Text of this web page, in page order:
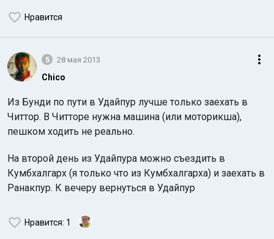
Нравится
5 28 мая 2013
Chico
Из Бунди по пути в Удайпур лучше только заехать в
Читтор. В Читторе нужна машина (или моторикша),
пешком ходить не реально.
На второй день из Удайпура можно съездить в
Кумбхалгарх (я только что из Кумбхалгарха) и заехать в
Ранакпур. К вечеру вернуться в Удайпур
Нравится: 1